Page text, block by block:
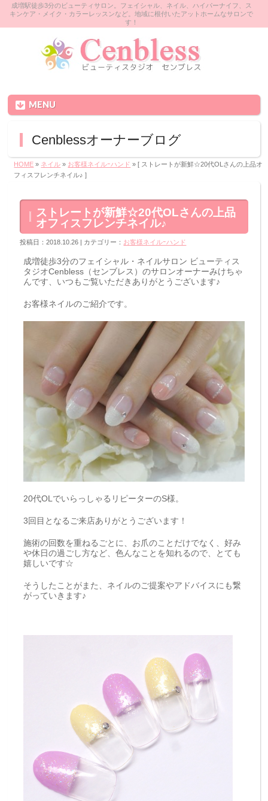
成増駅徒歩3分のビューティサロン。フェイシャル、ネイル、ハイパーナイフ、ス
キンケア・メイク・カラーレッスンなど。地域に根付いたアットホームなサロンで
す！
MENU
Cenblessオーナーブログ
HOME » ネイル » お客様ネイルｰハンド » [ ストレートが新鮮☆20代OLさんの上品オ
フィスフレンチネイル♪ ]
ストレートが新鮮☆20代OLさんの上品
オフィスフレンチネイル♪
投稿日：2018.10.26 | カテゴリー： お客様ネイルｰハンド
成増徒歩3分のフェイシャル・ネイルサロン ビューティス
タジオCenbless（センブレス）のサロンオーナーみけちゃ
んです、いつもご覧いただきありがとうございます♪
お客様ネイルのご紹介です。
20代OLでいらっしゃるリピーターのS様。
3回目となるご来店ありがとうございます！
施術の回数を重ねるごとに、お爪のことだけでなく、好み
や休日の過ごし方など、色んなことを知れるので、とても
嬉しいです☆
そうしたことがまた、ネイルのご提案やアドバイスにも繋
がっていきます♪